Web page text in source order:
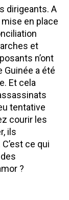
dirigeants. A
mise en place
et
n’ont
Guinée a été
Et cela
tentative
courir les
ils
ce qui
?